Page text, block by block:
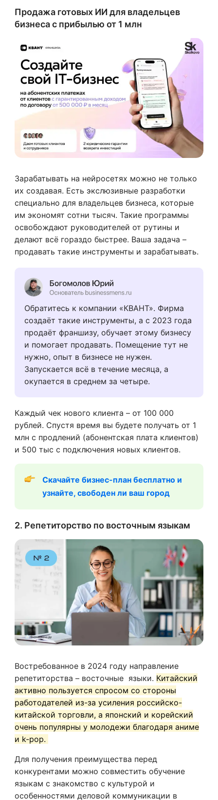
Продажа готовых ИИ для владельцев
бизнеса с прибылью от 1 млн
Зарабатывать на нейросетях можно не только
их создавая. Есть экслюзивные разработки
специально для владельцев бизнеса, которые
им экономят сотни тысяч. Такие программы
освобождают руководителей от рутины и
делают всё гораздо быстрее. Ваша задача –
продавать такие инструменты и зарабатывать.
Обратитесь к компании «КВАНТ». Фирма
создаёт такие инструменты, а с 2023 года
продаёт франшизу, обучает этому бизнесу
и помогает продавать. Помещение тут не
нужно, опыт в бизнесе не нужен.
Запускается всё в течение месяца, а
окупается в среднем за четыре.
Каждый чек нового клиента – от 100 000
рублей. Спустя время вы будете получать от 1
млн с продлений (абонентская плата клиентов)
и 500 тыс с подключения новых клиентов.
Скачайте бизнес-план бесплатно и
узнайте, свободен ли ваш город
2. Репетиторство по восточным языкам
Востребованное в 2024 году направление
репетиторства – восточные языки. Китайский
активно пользуется спросом со стороны
работодателей из-за усиления российско-
китайской торговли, а японский и корейский
очень популярны у молодежи благодаря аниме
и k-pop.
Для получения преимущества перед
конкурентами можно совместить обучение
языкам с знакомство с культурой и
особенностями деловой коммуникации в